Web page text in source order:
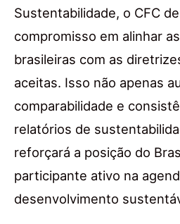
Sustentabilidade, o CFC
compromisso em alinhar
brasileiras com as
aceitas. Isso não apenas
comparabilidade e
relatórios de
reforçará a posição do
participante ativo na
desenvolvimento